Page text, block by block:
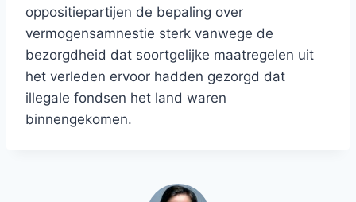
oppositiepartijen de bepaling over
vermogensamnestie sterk vanwege de
bezorgdheid dat soortgelijke maatregelen uit
het verleden ervoor hadden gezorgd dat
illegale fondsen het land waren
binnengekomen.